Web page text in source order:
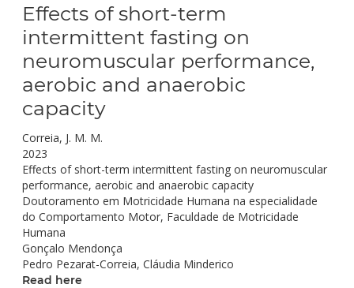
Effects of short-term
intermittent fasting on
neuromuscular performance,
aerobic and anaerobic
capacity
Correia, J. M. M.
2023
Effects of short-term intermittent fasting on neuromuscular
performance, aerobic and anaerobic capacity
Doutoramento em Motricidade Humana na especialidade
do Comportamento Motor, Faculdade de Motricidade
Humana
Gonçalo Mendonça
Pedro Pezarat-Correia, Cláudia Minderico
Read here